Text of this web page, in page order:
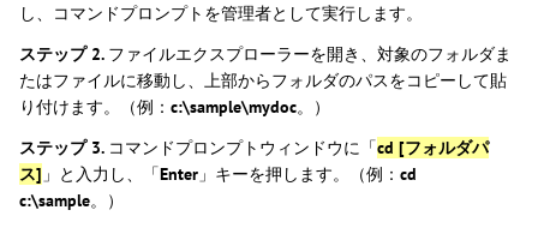
し、コマンドプロンプトを管理者として実行します。
ステップ 2. ファイルエクスプローラーを開き、対象のフォルダま
たはファイルに移動し、上部からフォルダのパスをコピーして貼
り付けます。（例： c:\sample\mydoc。）
ステップ 3. コマンドプロンプトウィンドウに「cd [フォルダパ
ス] 」と入力し、「Enter 」キーを押します。（例： cd
c:\sample。）